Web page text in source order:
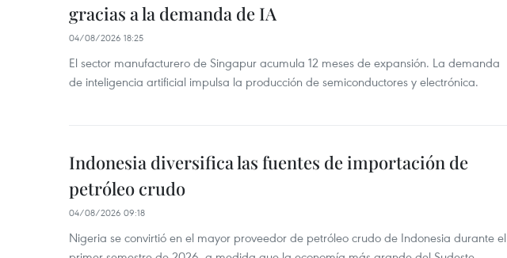
gracias a la demanda de IA
04/08/2026 18:25
El sector manufacturero de Singapur acumula 12 meses de expansión. La demanda
de inteligencia artificial impulsa la producción de semiconductores y electrónica.
Indonesia diversifica las fuentes de importación de
petróleo crudo
04/08/2026 09:18
Nigeria se convirtió en el mayor proveedor de petróleo crudo de Indonesia durante el